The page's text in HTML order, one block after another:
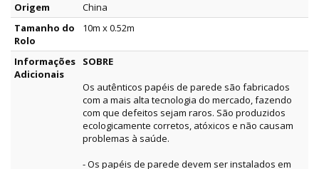
Origem
China
Tamanho do
Rolo
10m x 0.52m
Informações
Adicionais
SOBRE
Os autênticos papéis de parede são fabricados
com a mais alta tecnologia do mercado, fazendo
com que defeitos sejam raros. São produzidos
ecologicamente corretos, atóxicos e não causam
problemas à saúde.
- Os papéis de parede devem ser instalados em